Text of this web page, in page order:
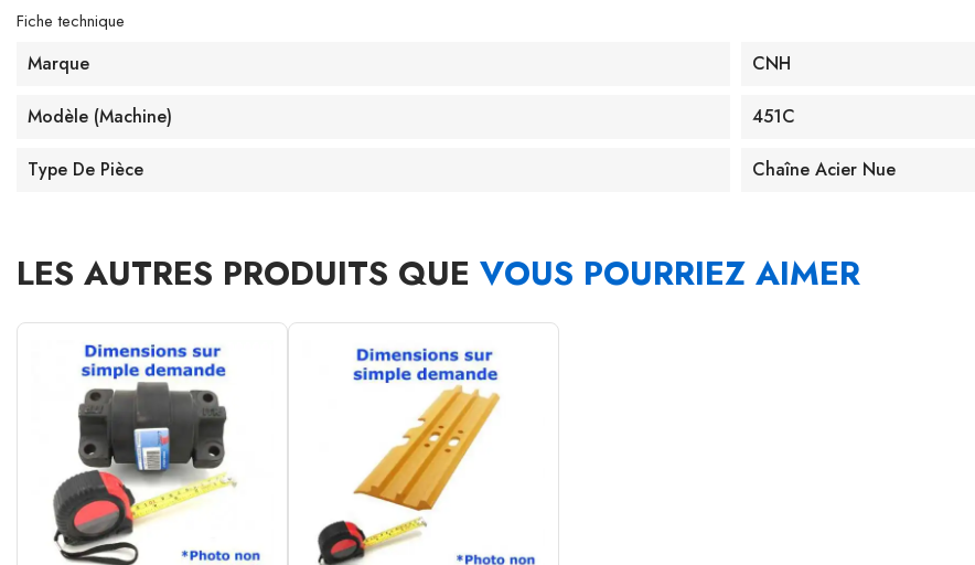
Fiche technique
Marque CNH
Modèle (machine) 451C
Type De Pièce Chaîne Acier Nue
LES AUTRES PRODUITS QUE VOUS POURRIEZ AIMER